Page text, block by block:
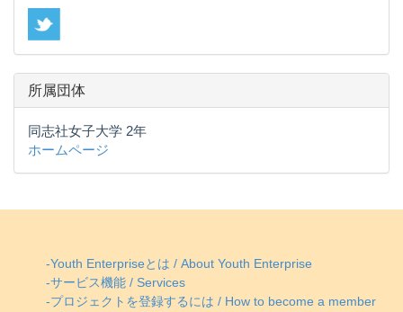
所属団体
同志社女子大学 2年
ホームページ
-Youth Enterpriseとは / About Youth Enterprise
-サービス機能 / Services
-プロジェクトを登録するには / How to become a member